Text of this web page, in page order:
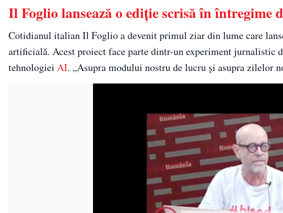
Il Foglio lansează o ediție scrisă în întregime
Cotidianul italian Il Foglio a devenit primul ziar din lume care
artificială. Acest proiect face parte dintr-un experiment jurnalistic
tehnologiei AI. „Asupra modului nostru de lucru și asupra zilelor